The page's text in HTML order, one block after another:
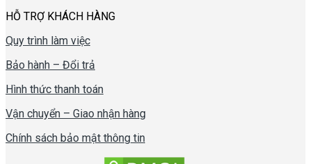
HỖ TRỢ KHÁCH HÀNG
Quy trình làm việc
Bảo hành – Đổi trả
Hình thức thanh toán
Vận chuyển – Giao nhận hàng
Chính sách bảo mật thông tin